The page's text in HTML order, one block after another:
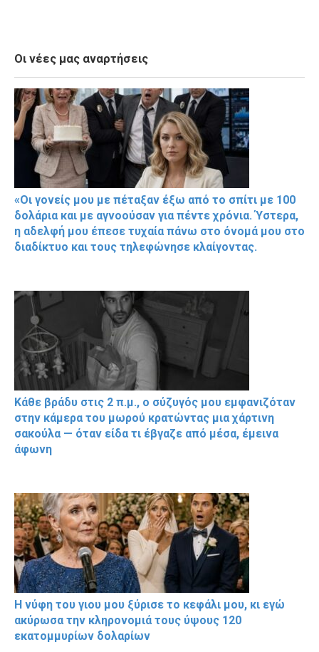
Οι νέες μας αναρτήσεις
«Οι γονείς μου με πέταξαν έξω από το σπίτι με 100
δολάρια και με αγνοούσαν για πέντε χρόνια. Ύστερα,
η αδελφή μου έπεσε τυχαία πάνω στο όνομά μου στο
διαδίκτυο και τους τηλεφώνησε κλαίγοντας.
Κάθε βράδυ στις 2 π.μ., ο σύζυγός μου εμφανιζόταν
στην κάμερα του μωρού κρατώντας μια χάρτινη
σακούλα — όταν είδα τι έβγαζε από μέσα, έμεινα
άφωνη
Η νύφη του γιου μου ξύρισε το κεφάλι μου, κι εγώ
ακύρωσα την κληρονομιά τους ύψους 120
εκατομμυρίων δολαρίων